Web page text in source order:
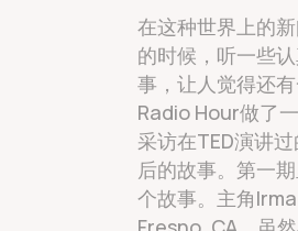
在这种世界上的
的时候，听一些
事，让人觉得还
Radio Hour做了
采访在TED演讲
后的故事。第一
个故事。主角